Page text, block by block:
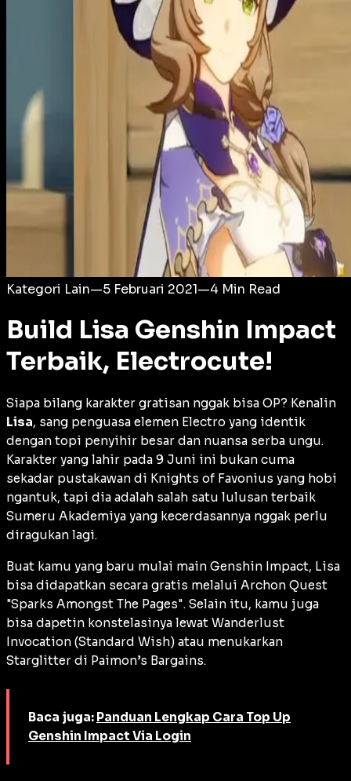
Kategori Lain—5 Februari 2021—4 Min Read
Build Lisa Genshin Impact
Terbaik, Electrocute!
Siapa bilang karakter gratisan nggak bisa OP? Kenalin
Lisa, sang penguasa elemen Electro yang identik
dengan topi penyihir besar dan nuansa serba ungu.
Karakter yang lahir pada 9 Juni ini bukan cuma
sekadar pustakawan di Knights of Favonius yang hobi
ngantuk, tapi dia adalah salah satu lulusan terbaik
Sumeru Akademiya yang kecerdasannya nggak perlu
diragukan lagi.
Buat kamu yang baru mulai main Genshin Impact, Lisa
bisa didapatkan secara gratis melalui Archon Quest
"Sparks Amongst The Pages". Selain itu, kamu juga
bisa dapetin konstelasinya lewat Wanderlust
Invocation (Standard Wish) atau menukarkan
Starglitter di Paimon’s Bargains.
Baca juga: Panduan Lengkap Cara Top Up
Genshin Impact Via Login